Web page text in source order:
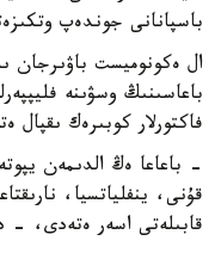
باسپانانى جوندەپ
ال ەكونوميست باۋىرجان
باعاسىنىڭ وسۋىنە
فاكتورلار كوبىرەك ىقپال
- باعاعا ەڭ الدىمەن
قۇنى، ينفلياتسيا،
قابىلەتى اسەر ەتەدى،